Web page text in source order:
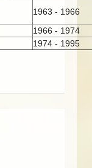
1963 - 1966
1966 - 1974
1974 - 1995